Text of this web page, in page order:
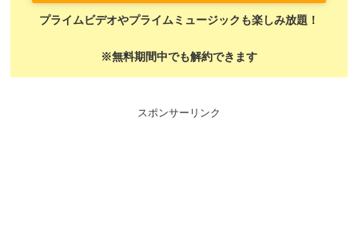
プライムビデオやプライムミュージックも楽しみ放題！
※無料期間中でも解約できます
スポンサーリンク